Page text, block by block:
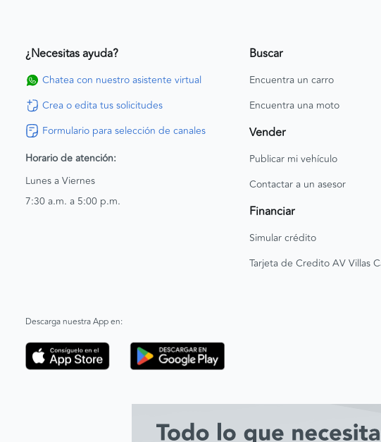
¿Necesitas ayuda?
Chatea con nuestro asistente virtual
Crea o edita tus solicitudes
Formulario para selección de canales
Horario de atención:
Lunes a Viernes
7:30 a.m. a 5:00 p.m.
Buscar
Encuentra un carro
Encuentra una moto
Vender
Publicar mi vehículo
Contactar a un asesor
Financiar
Simular crédito
Tarjeta de Credito AV Villas
Descarga nuestra App en: